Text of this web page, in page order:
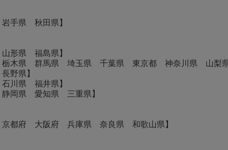
手県 秋田県】
形県 福島県】
木県 群馬県 埼玉県 千葉県 東京都 神奈川県 山梨
野県】
川県 福井県】
岡県 愛知県 三重県】
都府 大阪府 兵庫県 奈良県 和歌山県】